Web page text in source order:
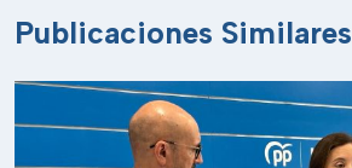
Publicaciones Similares